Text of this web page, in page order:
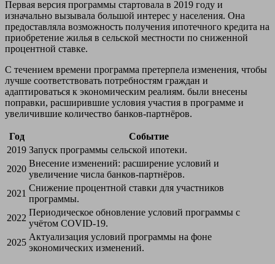
Первая версия программы стартовала в 2019 году и
изначально вызывала большой интерес у населения. Она
предоставляла возможность получения ипотечного кредита на
приобретение жилья в сельской местности по сниженной
процентной ставке.
С течением времени программа претерпела изменения, чтобы
лучше соответствовать потребностям граждан и
адаптироваться к экономическим реалиям. были внесены
поправки, расширившие условия участия в программе и
увеличившие количество банков-партнёров.
Год
Событие
2019 Запуск программы сельской ипотеки.
2020
Внесение изменений: расширение условий и
увеличение числа банков-партнёров.
2021
Снижение процентной ставки для участников
программы.
2022
Периодическое обновление условий программы с
учётом COVID-19.
2025
Актуализация условий программы на фоне
экономических изменений.